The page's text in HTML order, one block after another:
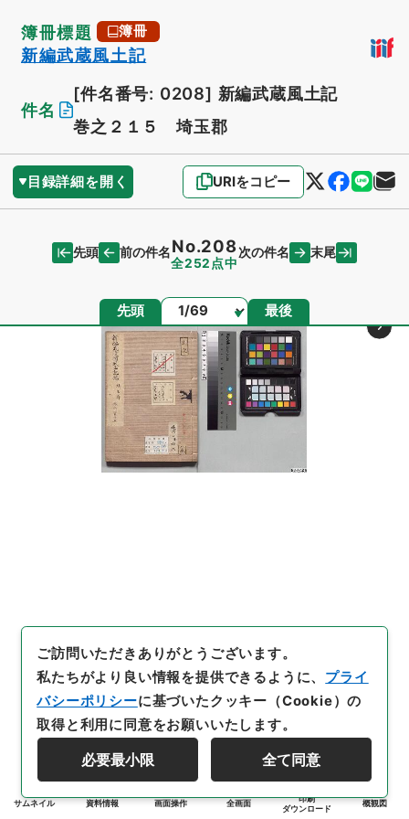
簿冊標題 簿冊
新編武蔵風土記
件名
[件名番号: 0208] 新編武蔵風土記
巻之２１５ 埼玉郡
目録詳細を開く URIをコピー
先頭 前の件名No.208
全252点中
次の件名 末尾
先頭 ページ 最後
サムネイル 資料情報 画面操作 全画面
印刷
ダウンロード
概観図
ご訪問いただきありがとうございます。
私たちがより良い情報を提供できるように、 プライ
バシーポリシーに基づいたクッキー（Cookie）の
取得と利用に同意をお願いいたします。
必要最小限 全て同意